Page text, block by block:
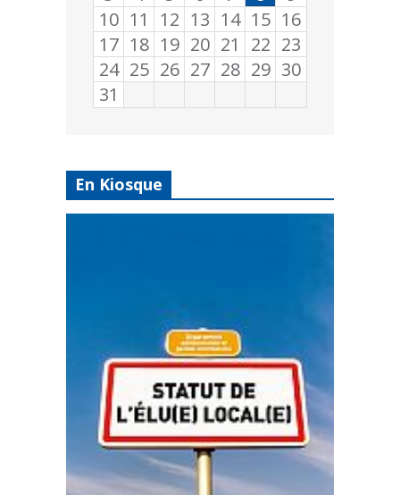
10 11 12 13 14 15 16
17 18 19 20 21 22 23
24 25 26 27 28 29 30
31
En Kiosque